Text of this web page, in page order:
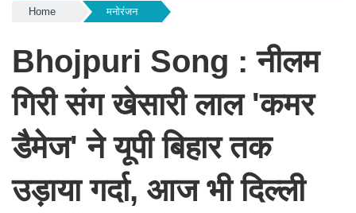
Home मनोरंजन
Bhojpuri Song : नीलम
गिरी संग खेसारी लाल 'कमर
डैमेज' ने यूपी बिहार तक
उड़ाया गर्दा, आज भी दिल्ली